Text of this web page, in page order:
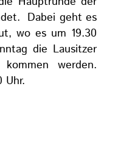
Dabei geht es
wo es um 19.30
die Lausitzer
werden.
Uhr.